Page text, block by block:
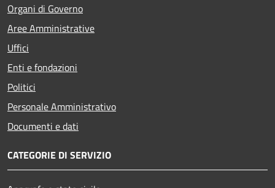
Organi di Governo
Aree Amministrative
Uffici
Enti e fondazioni
Politici
Personale Amministrativo
Documenti e dati
CATEGORIE DI SERVIZIO